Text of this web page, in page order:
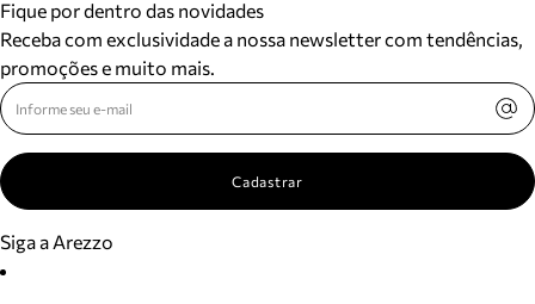
Fique por dentro das novidades
Receba com exclusividade a nossa newsletter com tendências,
promoções e muito mais.
Cadastrar
Siga a Arezzo